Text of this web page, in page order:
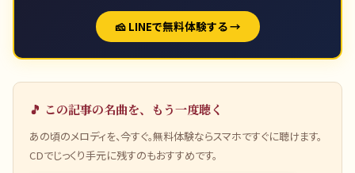
🧀 LINEで無料体験する →
🎵 この記事の名曲を、もう一度聴く
あの頃のメロディを、今すぐ。無料体験ならスマホですぐに聴けます。
CDでじっくり手元に残すのもおすすめです。